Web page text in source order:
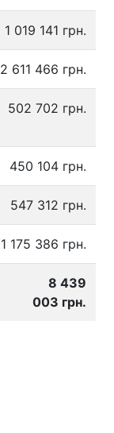
1 019 141 грн.
2 611 466 грн.
502 702 грн.
450 104 грн.
547 312 грн.
1 175 386 грн.
8 439
003 грн.